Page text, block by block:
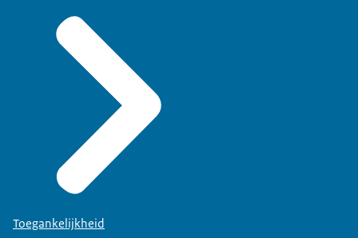
Toegankelijkheid